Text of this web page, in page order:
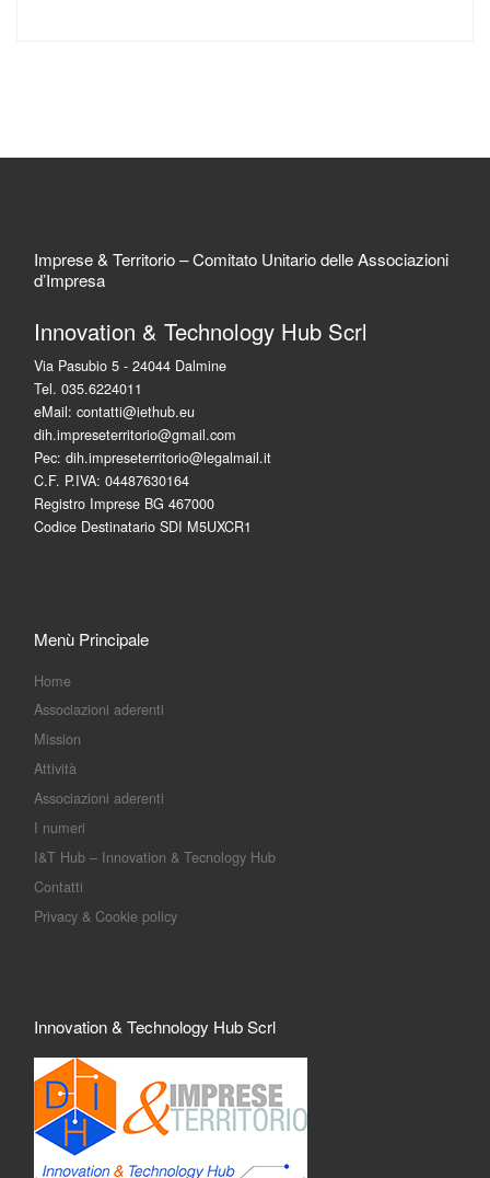
Imprese & Territorio – Comitato Unitario delle Associazioni
d’Impresa
Innovation & Technology Hub Scrl
Via Pasubio 5 - 24044 Dalmine
Tel. 035.6224011
eMail: contatti@iethub.eu
dih.impreseterritorio@gmail.com
Pec: dih.impreseterritorio@legalmail.it
C.F. P.IVA: 04487630164
Registro Imprese BG 467000
Codice Destinatario SDI M5UXCR1
Menù Principale
Home
Associazioni aderenti
Mission
Attività
Associazioni aderenti
I numeri
I&T Hub – Innovation & Tecnology Hub
Contatti
Privacy & Cookie policy
Innovation & Technology Hub Scrl